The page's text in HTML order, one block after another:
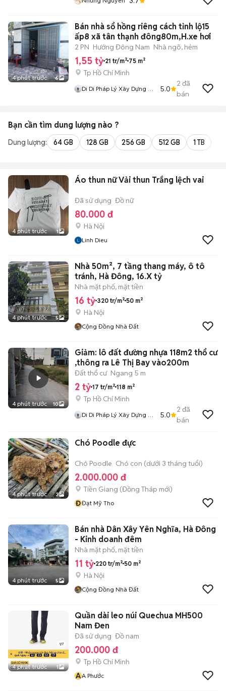
4 phút trước 6
Bán nhà sổ hồng riêng cách tỉnh lộ15
ấp8 xã tân thạnh đông80m,H.xe hơi
2 PN Hướng Đông Nam Nhà ngõ, hẻm
1,55 tỷ 21 tr/m² 75 m²
Tp Hồ Chí Minh
Di Di Pháp Lý Xây Dựng Củ
5.0
2 đã
bán
Bạn cần tìm dung lượng nào ?
Dung lượng: 64 GB 128 GB 256 GB 512 GB 1 TB
4 phút trước 1
Áo thun nữ Vải thun Trắng lệch vai
Đã sử dụng Đồ nữ
80.000 đ
Hà Nội
Linh Dieu
4 phút trước 5
Nhà 50m², 7 tầng thang máy, ô tô
tránh, Hà Đông, 16.X tỷ
Nhà mặt phố, mặt tiền
16 tỷ 320 tr/m² 50 m²
Hà Nội
Cộng Đồng Nhà Đất
4 phút trước 10
Giảm: lô đất đường nhựa 118m2 thổ cư
,thông ra Lê Thị Bay vào200m
Đất thổ cư Ngang 5 m
2 tỷ 17 tr/m² 118 m²
Tp Hồ Chí Minh
Di Di Pháp Lý Xây Dựng Củ
5.0
2 đã
bán
4 phút trước 3
Chó Poodle đực
Chó Poodle Chó con (dưới 3 tháng tuổi)
2.000.000 đ
Tiền Giang (Đồng Tháp mới)
ĐĐạt Mỹ Tho
4 phút trước 5
Bán nhà Dân Xây Yên Nghĩa, Hà Đông
- Kinh doanh đêm
Nhà mặt phố, mặt tiền
11 tỷ 220 tr/m² 50 m²
Hà Nội
Cộng Đồng Nhà Đất
4 phút trước 1
Quần dài leo núi Quechua MH500
Nam Đen
Đã sử dụng Đồ nam
200.000 đ
Tp Hồ Chí Minh
AA Phước